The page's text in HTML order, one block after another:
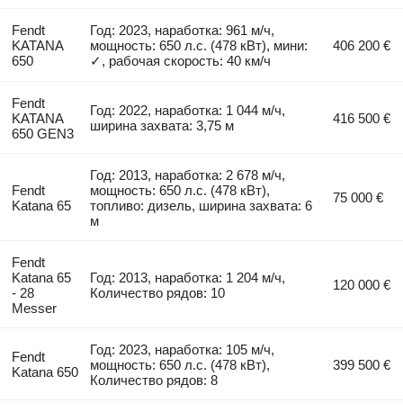
Fendt
KATANA
650
Год: 2023, наработка: 961 м/ч,
мощность: 650 л.с. (478 кВт), мини:
✓, рабочая скорость: 40 км/ч
406 200 €
Fendt
KATANA
650 GEN3
Год: 2022, наработка: 1 044 м/ч,
ширина захвата: 3,75 м
416 500 €
Fendt
Katana 65
Год: 2013, наработка: 2 678 м/ч,
мощность: 650 л.с. (478 кВт),
топливо: дизель, ширина захвата: 6
м
75 000 €
Fendt
Katana 65
- 28
Messer
Год: 2013, наработка: 1 204 м/ч,
Количество рядов: 10
120 000 €
Fendt
Katana 650
Год: 2023, наработка: 105 м/ч,
мощность: 650 л.с. (478 кВт),
Количество рядов: 8
399 500 €